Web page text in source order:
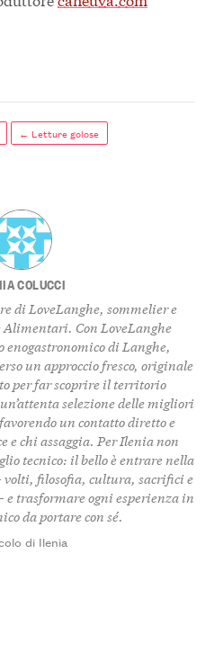
← Letture golose
COLUCCI
di LoveLanghe, sommelier e
Con LoveLanghe
di Langhe,
un approccio fresco, originale
per far scoprire il territorio
selezione delle migliori
un contatto diretto e
e chi assaggia. Per Ilenia non
tecnico: il bello è entrare nella
filosofia, cultura, sacrifici e
trasformare ogni esperienza in
da portare con sé.
di Ilenia